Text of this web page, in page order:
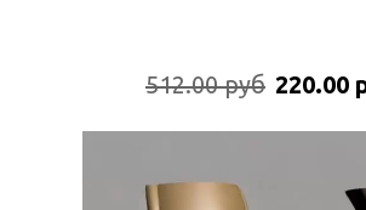
512.00 руб 220.00